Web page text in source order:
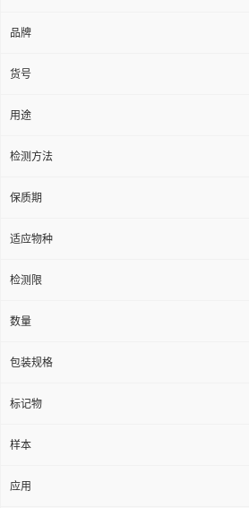
品牌
货号
用途
检测方法
保质期
适应物种
检测限
数量
包装规格
标记物
样本
应用